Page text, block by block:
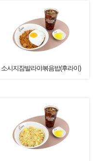
소시지잠발라야볶음밥(후라이)